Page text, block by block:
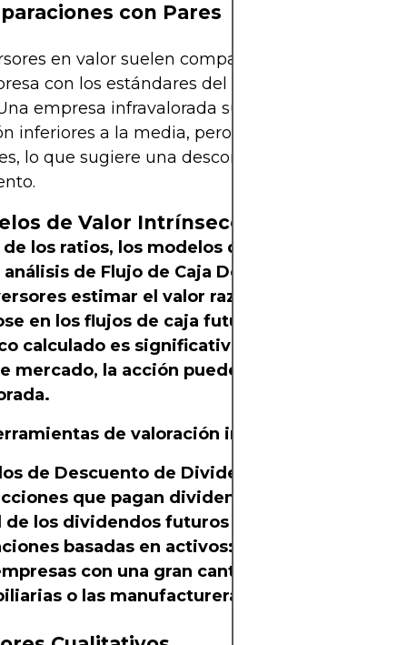
con Pares
en valor suelen comparar los ratios
con los estándares del sector y la
empresa infravalorada suele mostrar ratios de
inferiores a la media, pero fundamentos
lo que sugiere una desconexión entre precio y
de Valor Intrínseco
de los ratios, los modelos de valoración
de Flujo de Caja Descontado (DCF),
estimar el valor razonable de una
en los flujos de caja futuros proyectados.
calculado es significativamente superior al
mercado, la acción puede considerarse
de valoración intrínseca incluyen:
de Descuento de Dividendos (DDM):
que pagan dividendos para evaluar el
de los dividendos futuros esperados.
basadas en activos:
con una gran cantidad de activos,
o las manufactureras.